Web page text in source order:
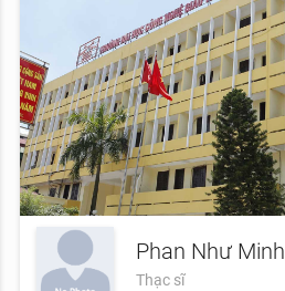
Phan Như Minh
Thạc sĩ